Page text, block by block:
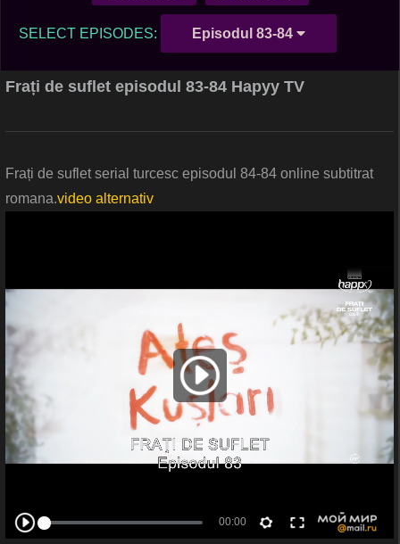
SELECT EPISODES: Episodul 83-84
Frați de suflet episodul 83-84 Hapyy TV
Frați de suflet serial turcesc episodul 84-84 online subtitrat
romana.video alternativ